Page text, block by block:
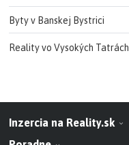
Byty v Banskej Bystrici
Reality vo Vysokých Tatrách
Inzercia na Reality.sk